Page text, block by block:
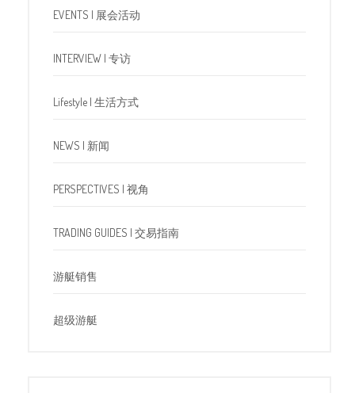
EVENTS | 展会活动
INTERVIEW | 专访
Lifestyle | 生活方式
NEWS | 新闻
PERSPECTIVES | 视角
TRADING GUIDES | 交易指南
游艇销售
超级游艇